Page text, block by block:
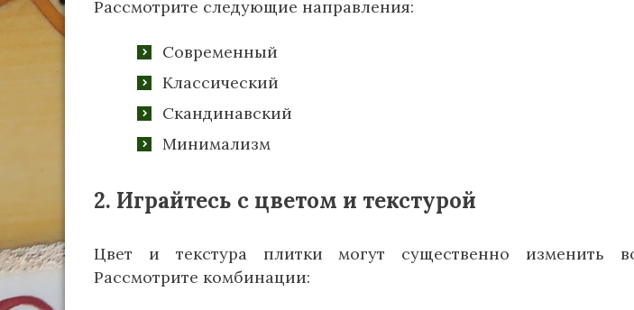
Рассмотрите следующие направления:
Современный
Классический
Скандинавский
Минимализм
2. Играйтесь с цветом и текстурой
Цвет и текстура плитки могут существенно изменить
Рассмотрите комбинации: